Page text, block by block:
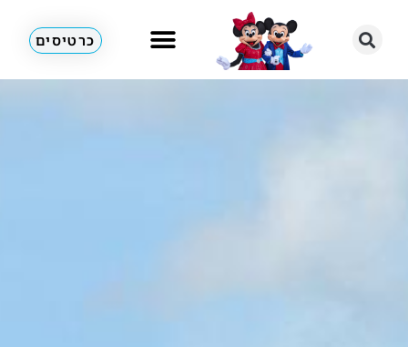
כרטיסים